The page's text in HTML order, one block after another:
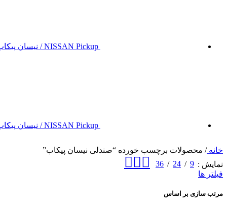
NISSAN Pickup / نیسان پیکاپ
NISSAN Pickup / نیسان پیکاپ
خانه/ محصولات برچسب خورده “صندلی نیسان پیکاب”
نمایش
9
24
36
فیلتر ها
مرتب سازی بر اساس